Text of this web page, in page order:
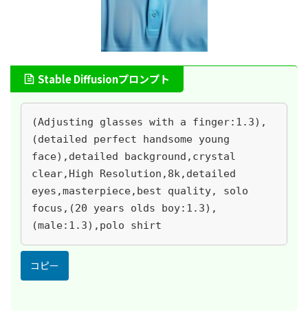
Stable Diffusionプロンプト
(Adjusting glasses with a finger:1.3),
(detailed perfect handsome young
face),detailed background,crystal
clear,High Resolution,8k,detailed
eyes,masterpiece,best quality, solo
focus,(20 years olds boy:1.3),
(male:1.3),polo shirt
コピー